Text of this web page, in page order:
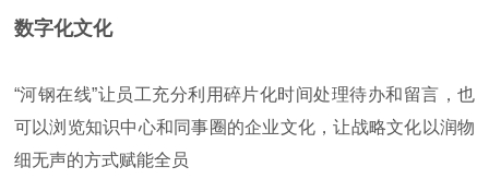
数字化文化
“河钢在线”让员工充分利用碎片化时间处理待办和留言，也
可以浏览知识中心和同事圈的企业文化，让战略文化以润物
细无声的方式赋能全员